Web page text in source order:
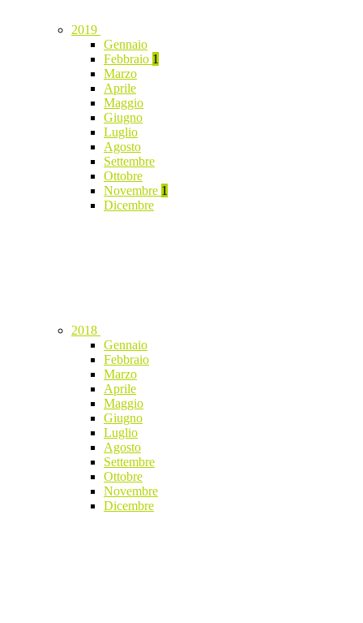
2019
Gennaio
Febbraio 1
Marzo
Aprile
Maggio
Giugno
Luglio
Agosto
Settembre
Ottobre
Novembre 1
Dicembre
2018
Gennaio
Febbraio
Marzo
Aprile
Maggio
Giugno
Luglio
Agosto
Settembre
Ottobre
Novembre
Dicembre